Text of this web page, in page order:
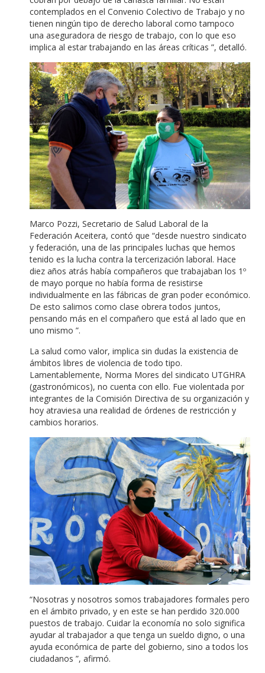
contemplados en el Convenio Colectivo de Trabajo y no
tienen ningún tipo de derecho laboral como tampoco
una aseguradora de riesgo de trabajo, con lo que eso
implica al estar trabajando en las áreas críticas ”, detalló.
Marco Pozzi, Secretario de Salud Laboral de la
Federación Aceitera, contó que “desde nuestro sindicato
y federación, una de las principales luchas que hemos
tenido es la lucha contra la tercerización laboral. Hace
diez años atrás había compañeros que trabajaban los 1º
de mayo porque no había forma de resistirse
individualmente en las fábricas de gran poder económico.
De esto salimos como clase obrera todos juntos,
pensando más en el compañero que está al lado que en
uno mismo ”.
La salud como valor, implica sin dudas la existencia de
ámbitos libres de violencia de todo tipo.
Lamentablemente, Norma Mores del sindicato UTGHRA
(gastronómicos), no cuenta con ello. Fue violentada por
integrantes de la Comisión Directiva de su organización y
hoy atraviesa una realidad de órdenes de restricción y
cambios horarios.
“Nosotras y nosotros somos trabajadores formales pero
en el ámbito privado, y en este se han perdido 320.000
puestos de trabajo. Cuidar la economía no solo significa
ayudar al trabajador a que tenga un sueldo digno, o una
ayuda económica de parte del gobierno, sino a todos los
ciudadanos ”, afirmó.